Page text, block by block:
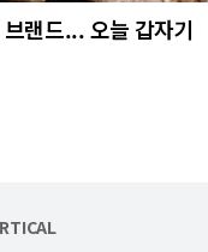
랜드... 오늘 갑자기